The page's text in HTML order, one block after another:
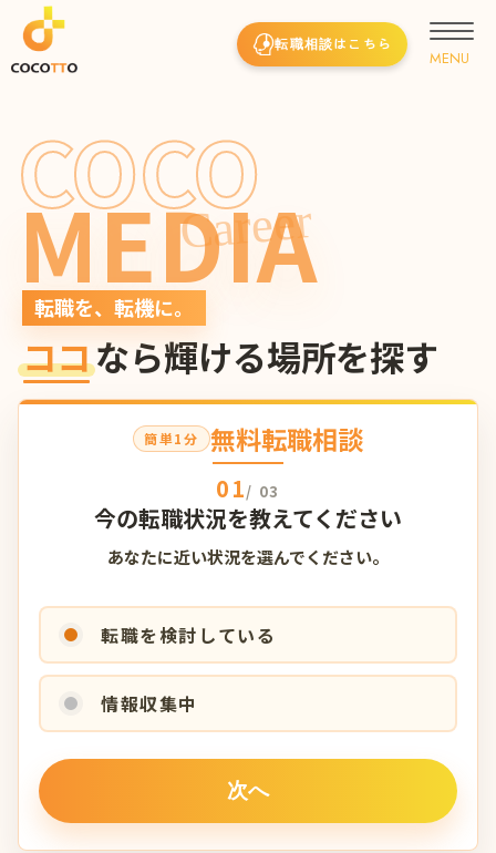
転職相談はこちら
COCO
Career
MEDIA
転職を、転機に。
ココなら輝ける場所を探す
簡単1分 無料転職相談
01/ 03
今の転職状況を教えてください
あなたに近い状況を選んでください。
転職を検討している
情報収集中